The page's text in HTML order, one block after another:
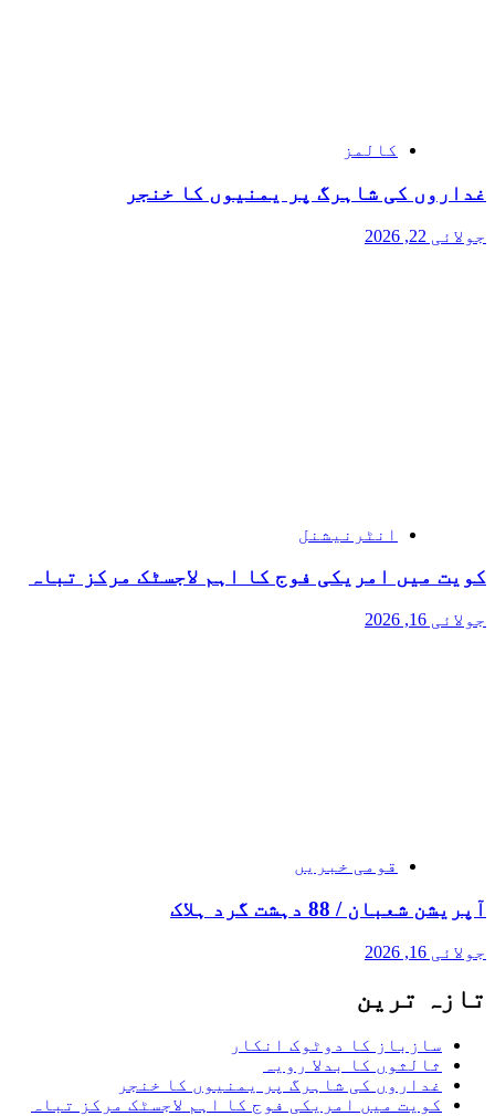
کالمز
غداروں کی شاہرگ پر یمنیوں کا خنجر
جولائی 22, 2026
انٹرنیشنل
کویت میں امریکی فوج کا اہم لاجسٹک مرکز تباہ
جولائی 16, 2026
قومی خبریں
آپریشن شعبان / 88 دہشت گرد ہلاک
جولائی 16, 2026
تازہ ترین
سازباز کا دوٹوک انکار
ثالثوں کا بدلا رویہ
غداروں کی شاہرگ پر یمنیوں کا خنجر
کویت میں امریکی فوج کا اہم لاجسٹک مرکز تباہ